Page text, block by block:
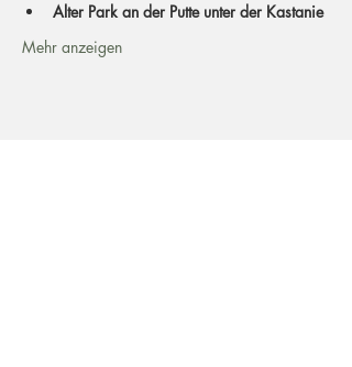
Alter Park an der Putte unter der Kastanie
Mehr anzeigen